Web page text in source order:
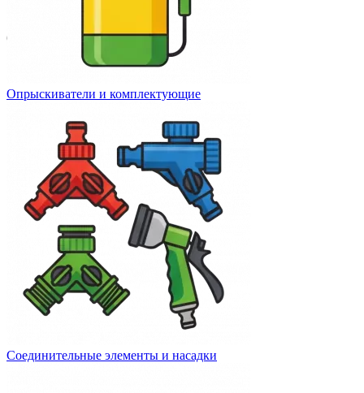
Опрыскиватели и комплектующие
Соединительные элементы и насадки